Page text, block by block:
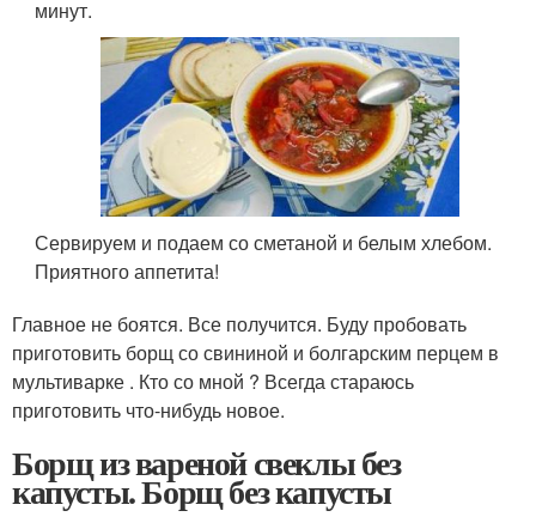
минут.
Сервируем и подаем со сметаной и белым хлебом.
Приятного аппетита!
Главное не боятся. Все получится. Буду пробовать
приготовить борщ со свининой и болгарским перцем в
мультиварке . Кто со мной ? Всегда стараюсь
приготовить что-нибудь новое.
Борщ из вареной свеклы без
капусты. Борщ без капусты